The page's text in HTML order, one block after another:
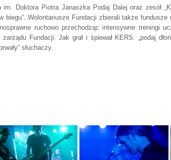
Doktora Piotra Janaszka Podaj Dalej oraz zesół
biegu”. Wolontariusze Fundacji zbierali także
ruchowo przechodząc intensywne treningi
Fundacji. Jak grał i śpiewał KERS: „podaj
słuchaczy.